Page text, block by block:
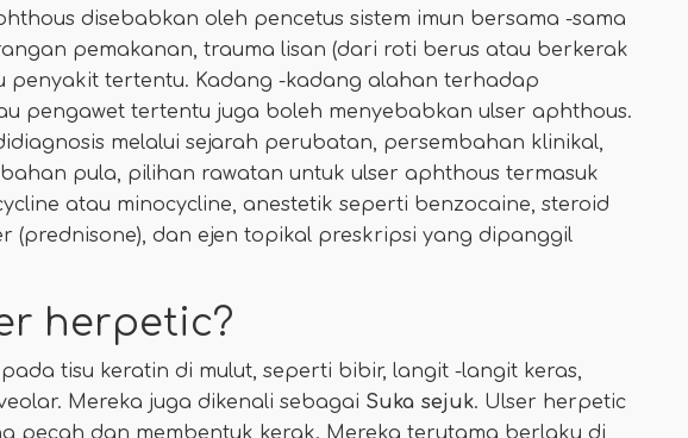
disebabkan oleh pencetus sistem imun bersama -sama
pemakanan, trauma lisan (dari roti berus atau berkerak
penyakit tertentu. Kadang -kadang alahan terhadap
pengawet tertentu juga boleh menyebabkan ulser aphthous.
melalui sejarah perubatan, persembahan klinikal,
pula, pilihan rawatan untuk ulser aphthous termasuk
atau minocycline, anestetik seperti benzocaine, steroid
(prednisone), dan ejen topikal preskripsi yang dipanggil
herpetic?
tisu keratin di mulut, seperti bibir, langit -langit keras,
Mereka juga dikenali sebagai Suka sejuk. Ulser herpetic
pecah dan membentuk kerak. Mereka terutama berlaku di